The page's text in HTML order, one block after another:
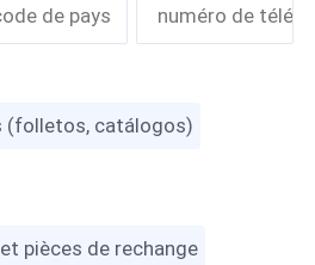
(folletos, catálogos)
pièces de rechange